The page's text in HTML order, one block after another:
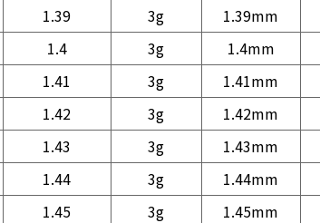
1.39 3g 1.39mm
1.4 3g 1.4mm
1.41 3g 1.41mm
1.42 3g 1.42mm
1.43 3g 1.43mm
1.44 3g 1.44mm
1.45 3g 1.45mm